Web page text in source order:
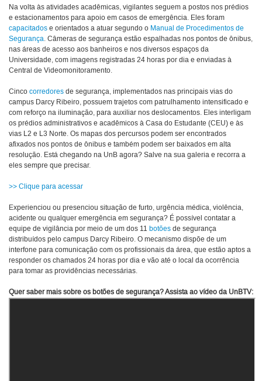
Na volta às atividades acadêmicas, vigilantes seguem a postos nos prédios
e estacionamentos para apoio em casos de emergência. Eles foram
capacitados e orientados a atuar segundo o Manual de Procedimentos de
Segurança. Câmeras de segurança estão espalhadas nos pontos de ônibus,
nas áreas de acesso aos banheiros e nos diversos espaços da
Universidade, com imagens registradas 24 horas por dia e enviadas à
Central de Videomonitoramento.
Cinco corredores de segurança, implementados nas principais vias do
campus Darcy Ribeiro, possuem trajetos com patrulhamento intensificado e
com reforço na iluminação, para auxiliar nos deslocamentos. Eles interligam
os prédios administrativos e acadêmicos à Casa do Estudante (CEU) e às
vias L2 e L3 Norte. Os mapas dos percursos podem ser encontrados
afixados nos pontos de ônibus e também podem ser baixados em alta
resolução. Está chegando na UnB agora? Salve na sua galeria e recorra a
eles sempre que precisar.
>> Clique para acessar
Experienciou ou presenciou situação de furto, urgência médica, violência,
acidente ou qualquer emergência em segurança? É possível contatar a
equipe de vigilância por meio de um dos 11 botões de segurança
distribuídos pelo campus Darcy Ribeiro. O mecanismo dispõe de um
interfone para comunicação com os profissionais da área, que estão aptos a
responder os chamados 24 horas por dia e vão até o local da ocorrência
para tomar as providências necessárias.
Quer saber mais sobre os botões de segurança? Assista ao vídeo da UnBTV: